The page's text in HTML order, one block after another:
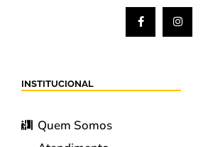
INSTITUCIONAL
Quem Somos